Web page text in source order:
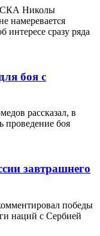
Николы
намеревается
интересе сразу ряда
боя с
рассказал, в
проведение боя
завтрашнего
победы
наций с Сербией